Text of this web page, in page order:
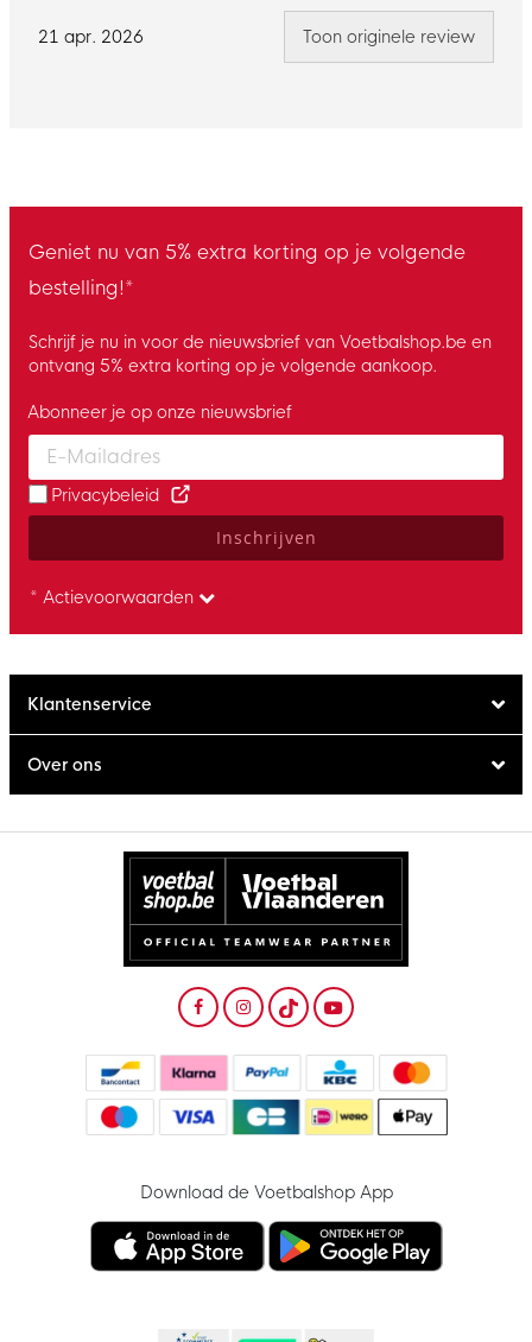
21 apr. 2026 Toon originele review
Geniet nu van 5% extra korting op je volgende
bestelling!*
Schrijf je nu in voor de nieuwsbrief van Voetbalshop.be en
ontvang 5% extra korting op je volgende aankoop.
Enter your email and accept the privacy policy to subscribe to
Abonneer je op onze nieuwsbrief
Privacybeleid
Inschrijven
* Actievoorwaarden
Klantenservice
Over ons
Download de Voetbalshop App